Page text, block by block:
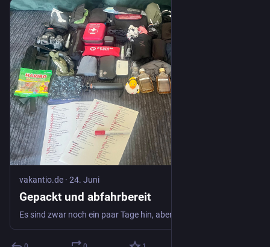
vakantio.de · 24. Juni
Gepackt und abfahrbereit